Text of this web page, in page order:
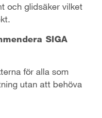
och glidsäker vilket
SIGA
för alla som
utan att behöva